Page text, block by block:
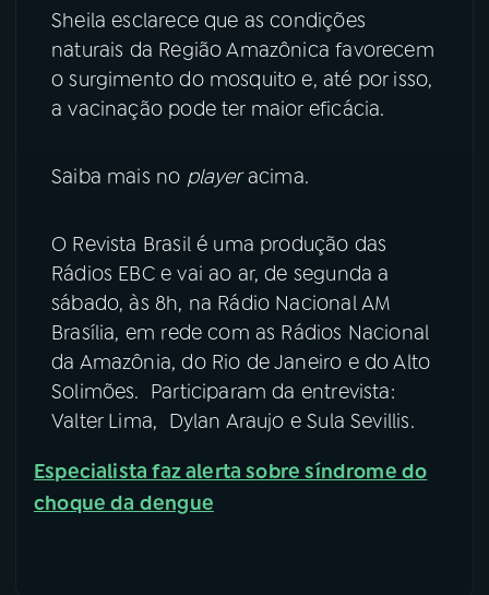
Sheila esclarece que as condições
naturais da Região Amazônica favorecem
o surgimento do mosquito e, até por isso,
a vacinação pode ter maior eficácia.
Saiba mais no playeracima.
O Revista Brasil é uma produção das
Rádios EBC e vai ao ar, de segunda a
sábado, às 8h, na Rádio Nacional AM
Brasília, em rede com as Rádios Nacional
da Amazônia, do Rio de Janeiro e do Alto
Solimões. Participaram da entrevista:
Valter Lima, Dylan Araujo e Sula Sevillis.
Especialista faz alerta sobre síndrome do
choque da dengue